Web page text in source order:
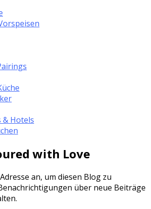
& Hotels
with Love
an, um diesen Blog zu
über neue Beiträge